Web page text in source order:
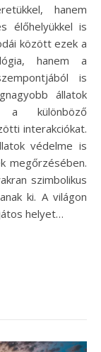
hanem
élőhelyükkel is
között ezek a
hanem a
is
állatok
a különböző
interakciókat.
védelme is
megőrzésében.
szimbolikus
ki. A világon
helyet…